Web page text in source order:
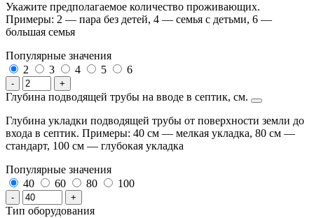
Укажите предполагаемое количество проживающих.
Примеры: 2 — пара без детей, 4 — семья с детьми, 6 —
большая семья
Популярные значения
2
3 4 5 6
- +
Глубина подводящей трубы на вводе в септик, см.
Глубина укладки подводящей трубы от поверхности земли до
входа в септик. Примеры: 40 см — мелкая укладка, 80 см —
стандарт, 100 см — глубокая укладка
Популярные значения
40
60 80 100
- +
Тип оборудования